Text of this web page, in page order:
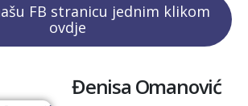
FB stranicu jednim klikom
ovdje
Đenisa Omanović